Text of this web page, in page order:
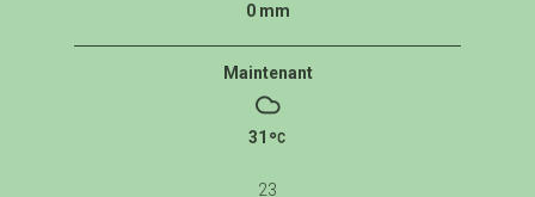
0 mm
Maintenant
31
23